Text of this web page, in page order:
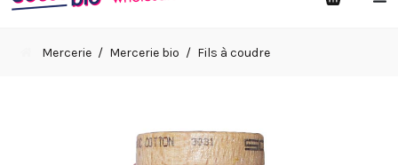
Mercerie Mercerie bio Fils à coudre